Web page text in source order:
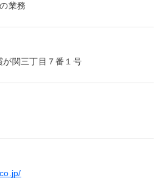
業務
関三丁目７番１号